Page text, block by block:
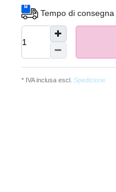
Tempo di
* IVA inclusa escl. Spedizione